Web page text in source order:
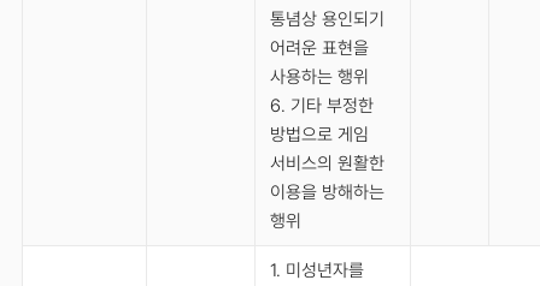
통념상 용인되기
어려운 표현을
사용하는 행위
6. 기타 부정한
방법으로 게임
서비스의 원활한
이용을 방해하는
행위
1. 미성년자를